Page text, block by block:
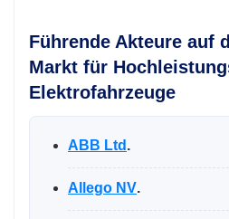
Führende Akteure auf
Markt für
Elektrofahrzeuge
ABB Ltd .
Allego NV.